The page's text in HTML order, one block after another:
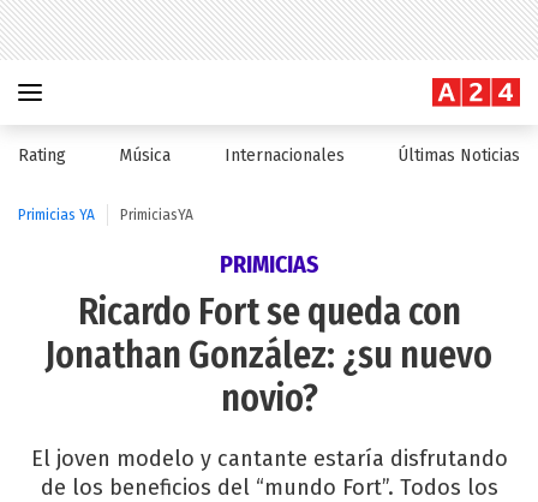
Rating Música Internacionales Últimas Noticias
Primicias YA PrimiciasYA
PRIMICIAS
Ricardo Fort se queda con
Jonathan González: ¿su nuevo
novio?
El joven modelo y cantante estaría disfrutando
de los beneficios del “mundo Fort”. Todos los